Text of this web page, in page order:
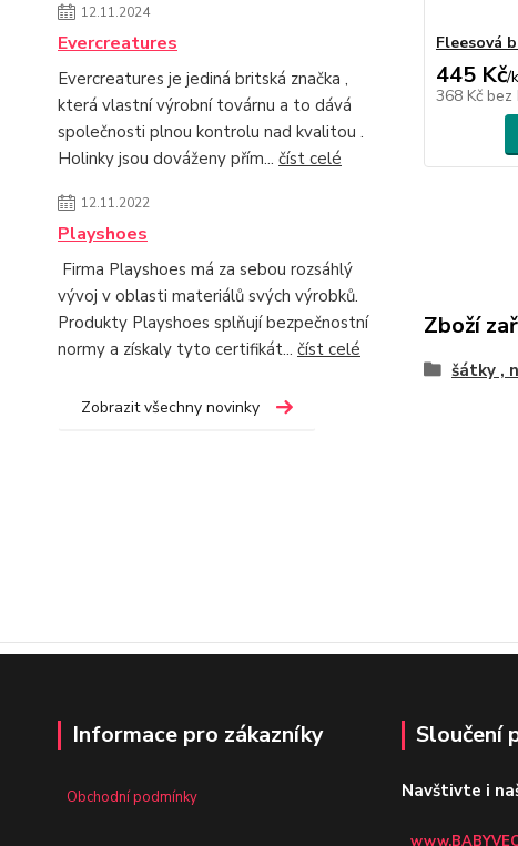
12.11.2024
Evercreatures
Evercreatures je jediná britská značka ,
která vlastní výrobní továrnu a to dává
společnosti plnou kontrolu nad kvalitou .
Holinky jsou dováženy přím... číst celé
12.11.2022
Playshoes
Firma Playshoes má za sebou rozsáhlý
vývoj v oblasti materiálů svých výrobků.
Produkty Playshoes splňují bezpečnostní
normy a získaly tyto certifikát... číst celé
Zobrazit všechny novinky
Fleesová
445 Kč/
368 Kč bez
Zboží
šátky ,
Informace pro zákazníky
Obchodní podmínky
Sloučení
Navštivte i